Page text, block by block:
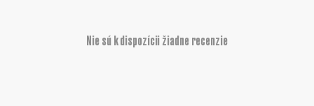
Nie sú k dispozícii žiadne recenzie